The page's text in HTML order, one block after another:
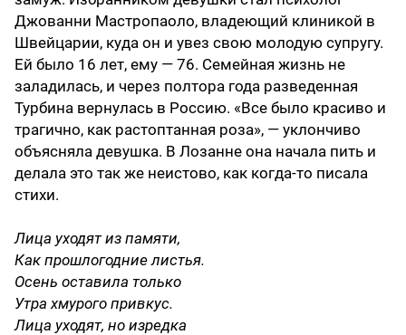
Джованни Мастропаоло, владеющий клиникой в
Швейцарии, куда он и увез свою молодую супругу.
Ей было 16 лет, ему — 76. Семейная жизнь не
заладилась, и через полтора года разведенная
Турбина вернулась в Россию. «Все было красиво и
трагично, как растоптанная роза», — уклончиво
объясняла девушка. В Лозанне она начала пить и
делала это так же неистово, как когда-то писала
стихи.
Лица уходят из памяти,
Как прошлогодние листья.
Осень оставила только
Утра хмурого привкус.
Лица уходят, но изредка